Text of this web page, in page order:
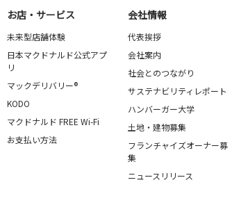
お店・サービス
未来型店舗体験
日本マクドナルド公式アプ
リ
マックデリバリー®
KODO
マクドナルド FREE Wi-Fi
お支払い方法
会社情報
代表挨拶
会社案内
社会とのつながり
サステナビリティレポート
ハンバーガー大学
土地・建物募集
フランチャイズオーナー募
集
ニュースリリース